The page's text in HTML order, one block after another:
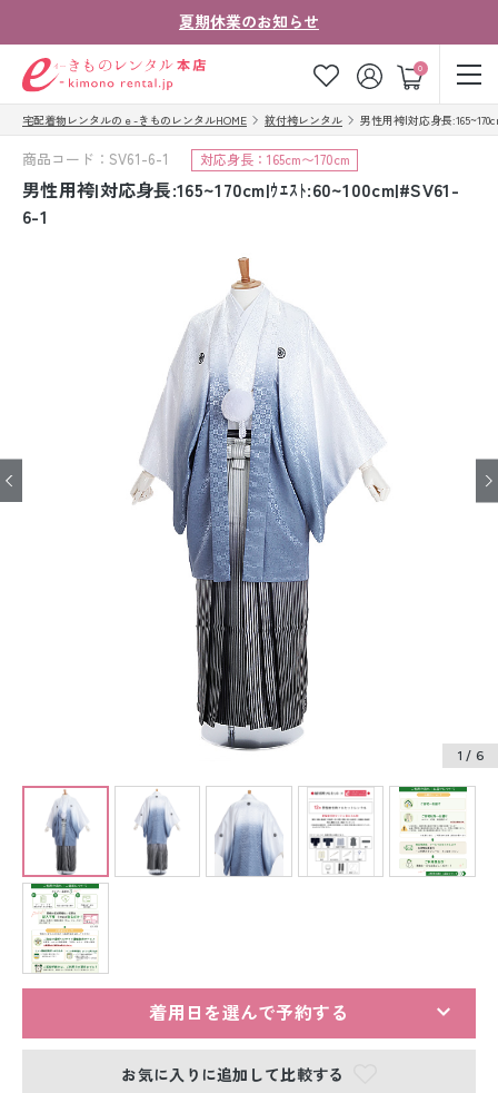
夏期休業のお知らせ
0
ゲスト
お気に入り ログイン カート
ご注文の流れ
会社案内
法人・グループの
お客様はこちら
着物の種類から探す
ジュニア着物レンタル
ジュニア洋装レンタル
ベビー洋装レンタル
紋付袴レンタル
男性礼装レンタル
宅配着物レンタルのｅ-きものレンタルHOME 紋付袴レンタル 男性用袴|対応身長
商品コード：SV61-6-1 対応身長：165cm〜170cm
男性用袴|対応身長:165~170cm|ｳｴｽﾄ:60~100cm|#SV61-
6-1
1 / 6
着用日を選んで予約する
お気に入りに追加して比較する